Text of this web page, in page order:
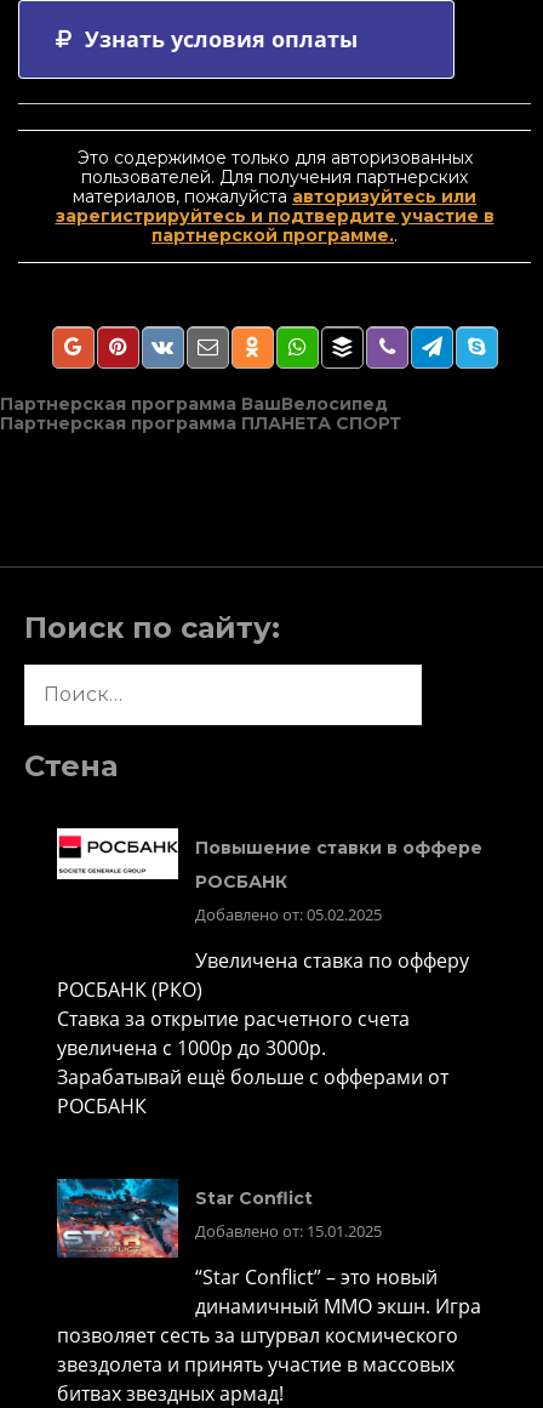
Узнать условия оплаты
Это содержимое только для авторизованных
пользователей. Для получения партнерских
материалов, пожалуйста авторизуйтесь или
зарегистрируйтесь и подтвердите участие в
партнерской программе..
Навигация
по
Партнерская программа ВашВелосипед
Партнерская программа ПЛАНЕТА СПОРТ
Поиск по сайту:
Стена
Повышение ставки в оффере
РОСБАНК
Добавлено от: 05.02.2025
Увеличена ставка по офферу
РОСБАНК (РКО)
Ставка за открытие расчетного счета
увеличена с 1000р до 3000р.
Зарабатывай ещё больше с офферами от
РОСБАНК
Star Conflict
Добавлено от: 15.01.2025
“Star Conflict” – это новый
динамичный MMO экшн. Игра
позволяет сесть за штурвал космического
звездолета и принять участие в массовых
битвах звездных армад!